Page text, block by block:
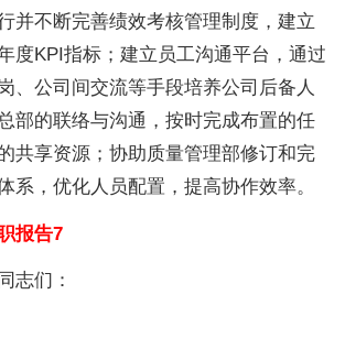
并不断完善绩效考核管理制度，建立
度KPI指标；建立员工沟通平台，通过
、公司间交流等手段培养公司后备人
部的联络与沟通，按时完成布置的任
共享资源；协助质量管理部修订和完
系，优化人员配置，提高协作效率。
报告7
志们：